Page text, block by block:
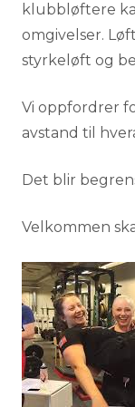
klubbløftere
omgivelser.
styrkeløft og
Vi oppfordrer
avstand til
Det blir
Velkommen